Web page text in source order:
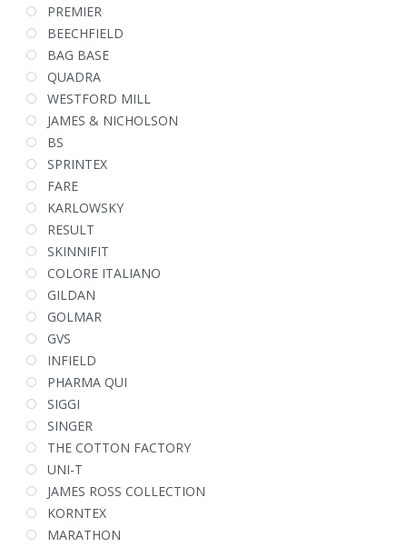
PREMIER
BEECHFIELD
BAG BASE
QUADRA
WESTFORD MILL
JAMES & NICHOLSON
BS
SPRINTEX
FARE
KARLOWSKY
RESULT
SKINNIFIT
COLORE ITALIANO
GILDAN
GOLMAR
GVS
INFIELD
PHARMA QUI
SIGGI
SINGER
THE COTTON FACTORY
UNI-T
JAMES ROSS COLLECTION
KORNTEX
MARATHON